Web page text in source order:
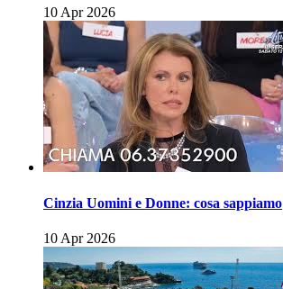
10 Apr 2026
Cinzia Uomini e Donne: cosa sappiamo
10 Apr 2026